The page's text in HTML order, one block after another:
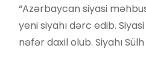
“Azərbaycan siyasi
yeni siyahı dərc edib.
nəfər daxil olub. Siyahı